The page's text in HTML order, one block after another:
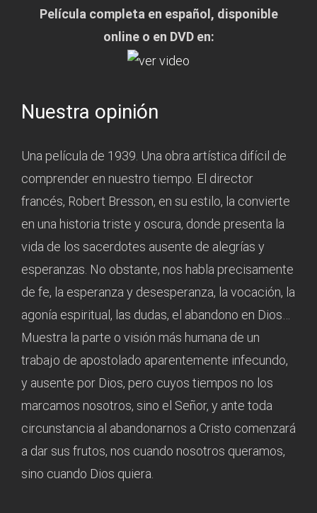
Película completa en español, disponible
online o en DVD en:
Nuestra opinión
Una película de 1939. Una obra artística difícil de
comprender en nuestro tiempo. El director
francés, Robert Bresson, en su estilo, la convierte
en una historia triste y oscura, donde presenta la
vida de los sacerdotes ausente de alegrías y
esperanzas. No obstante, nos habla precisamente
de fe, la esperanza y desesperanza, la vocación, la
agonía espiritual, las dudas, el abandono en Dios…
Muestra la parte o visión más humana de un
trabajo de apostolado aparentemente infecundo,
y ausente por Dios, pero cuyos tiempos no los
marcamos nosotros, sino el Señor, y ante toda
circunstancia al abandonarnos a Cristo comenzará
a dar sus frutos, nos cuando nosotros queramos,
sino cuando Dios quiera.